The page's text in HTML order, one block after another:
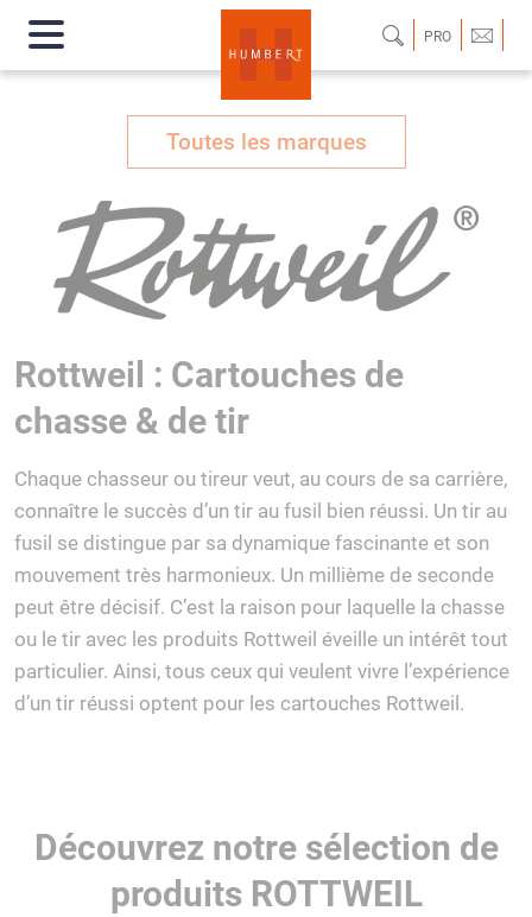
PRO
Toutes les marques
Rottweil : Cartouches de
chasse & de tir
Chaque chasseur ou tireur veut, au cours de sa carrière,
connaître le succès d’un tir au fusil bien réussi. Un tir au
fusil se distingue par sa dynamique fascinante et son
mouvement très harmonieux. Un millième de seconde
peut être décisif. C’est la raison pour laquelle la chasse
ou le tir avec les produits Rottweil éveille un intérêt tout
particulier. Ainsi, tous ceux qui veulent vivre l’expérience
d’un tir réussi optent pour les cartouches Rottweil.
Découvrez notre sélection de
produits ROTTWEIL